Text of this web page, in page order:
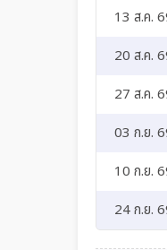
13 ส.ค.
20 ส.ค.
27 ส.ค.
03 ก.ย.
10 ก.ย.
24 ก.ย.